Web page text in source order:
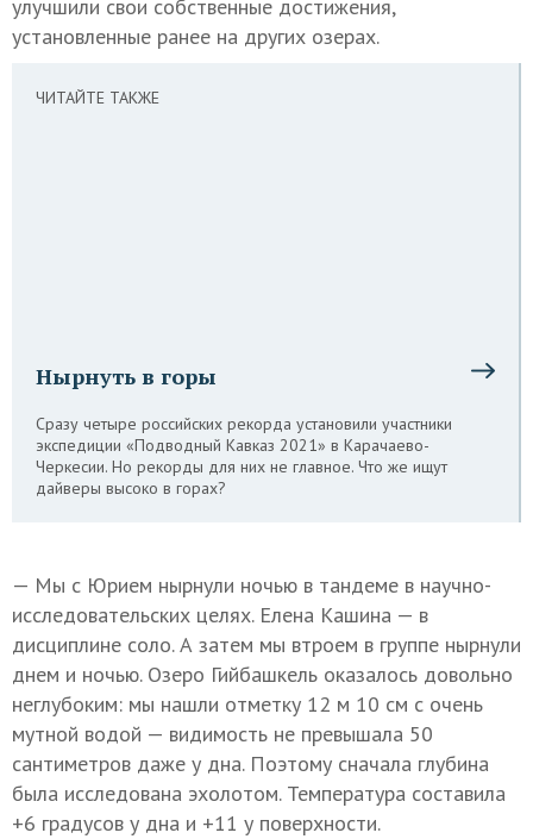
улучшили свои собственные достижения,
установленные ранее на других озерах.
ЧИТАЙТЕ ТАКЖЕ
Нырнуть в горы
Сразу четыре российских рекорда установили участники
экспедиции «Подводный Кавказ 2021» в Карачаево-
Черкесии. Но рекорды для них не главное. Что же ищут
дайверы высоко в горах?
— Мы с Юрием нырнули ночью в тандеме в научно-
исследовательских целях. Елена Кашина — в
дисциплине соло. А затем мы втроем в группе нырнули
днем и ночью. Озеро Гийбашкель оказалось довольно
неглубоким: мы нашли отметку 12 м 10 см с очень
мутной водой — видимость не превышала 50
сантиметров даже у дна. Поэтому сначала глубина
была исследована эхолотом. Температура составила
+6 градусов у дна и +11 у поверхности.